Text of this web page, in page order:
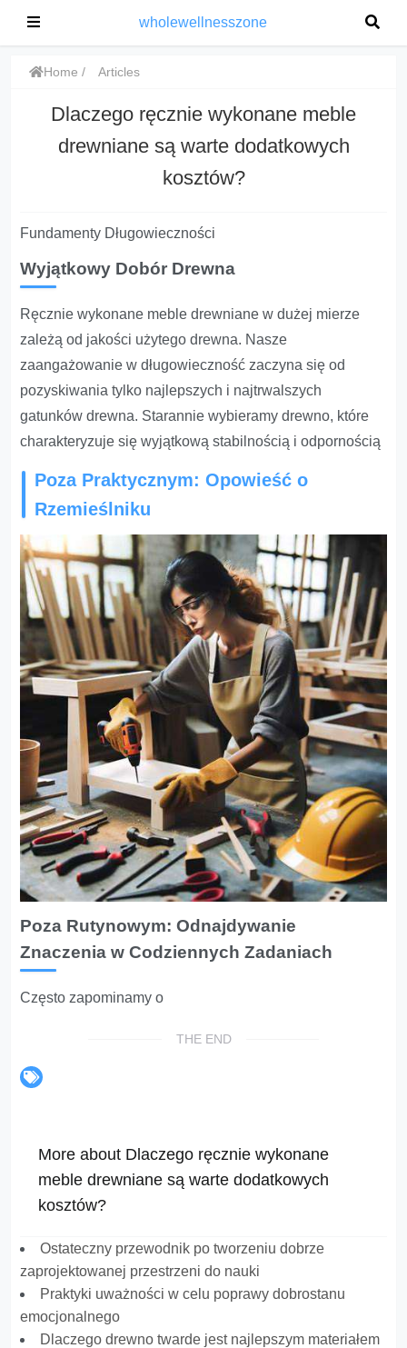
wholewellnesszone
Home Articles
Dlaczego ręcznie wykonane meble
drewniane są warte dodatkowych
kosztów?
Fundamenty Długowieczności
Wyjątkowy Dobór Drewna
Ręcznie wykonane meble drewniane w dużej mierze
zależą od jakości użytego drewna. Nasze
zaangażowanie w długowieczność zaczyna się od
pozyskiwania tylko najlepszych i najtrwalszych
gatunków drewna. Starannie wybieramy drewno, które
charakteryzuje się wyjątkową stabilnością i odpornością
Poza Praktycznym: Opowieść o
Rzemieślniku
Poza Rutynowym: Odnajdywanie
Znaczenia w Codziennych Zadaniach
Często zapominamy o
THE END
More about Dlaczego ręcznie wykonane
meble drewniane są warte dodatkowych
kosztów?
Ostateczny przewodnik po tworzeniu dobrze
zaprojektowanej przestrzeni do nauki
Praktyki uważności w celu poprawy dobrostanu
emocjonalnego
Dlaczego drewno twarde jest najlepszym materiałem